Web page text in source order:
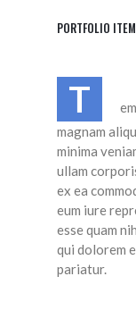
PORTFOLIO
T
magnam
minima
ullam
ex ea
eum iure
esse quam
qui dolorem
pariatur.